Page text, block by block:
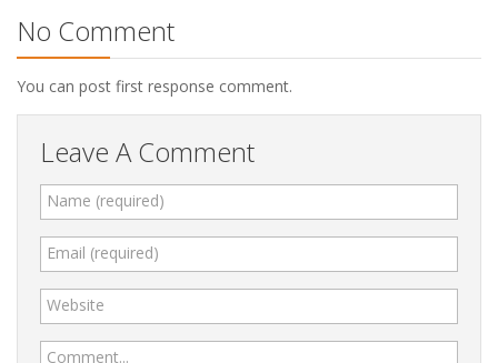
No Comment
You can post first response comment.
Leave A Comment
Name (required)
Email (required)
Website
Comment...